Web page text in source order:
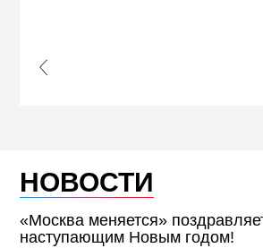
Slide
НОВОСТИ
«Москва меняется»
наступающим Новым годом!